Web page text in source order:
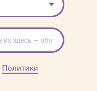
Политики